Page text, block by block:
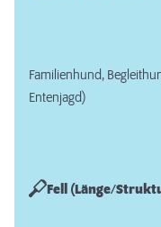
Familienhund,
Entenjagd)
Fell (Länge/